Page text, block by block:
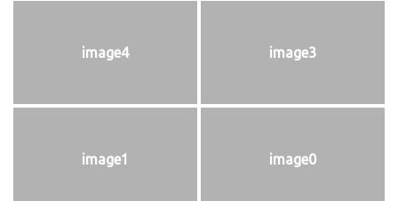
image4 image3
image1 image0